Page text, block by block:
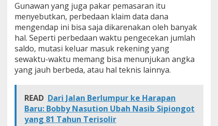
a
n
a
a
r
k
i
d
i
S
u
Gunawan yang juga pakar pemasaran itu
menyebutkan, perbedaan klaim data dana
mengendap ini bisa saja dikarenakan oleh banyak
hal. Seperti perbedaan waktu pengecekan jumlah
saldo, mutasi keluar masuk rekening yang
sewaktu-waktu memang bisa menunjukan angka
yang jauh berbeda, atau hal teknis lainnya.
READ Dari Jalan Berlumpur ke Harapan
Baru: Bobby Nasution Ubah Nasib Sipiongot
yang 81 Tahun Terisolir